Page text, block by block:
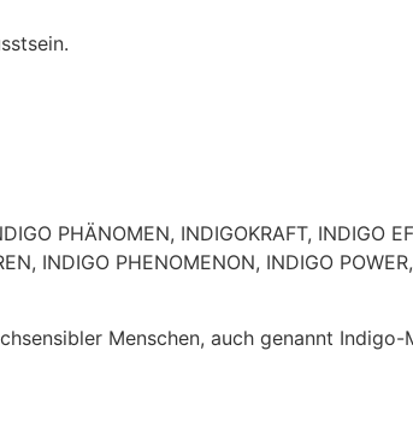
PHÄNOMEN, INDIGOKRAFT, INDIGO
INDIGO PHENOMENON, INDIGO
Menschen, auch genannt Indigo-